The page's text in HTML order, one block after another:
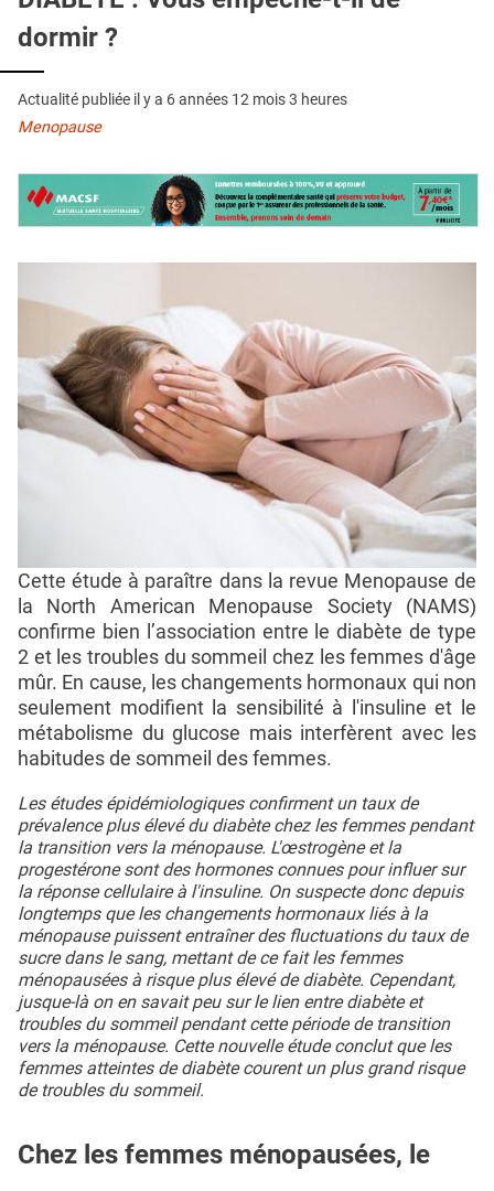
QUI SOMMES-NOUS ?
CONDITIONS GÉNÉRALES
CONTACT
CRÉDITS
dormir ?
Actualité publiée il y a 6 années 12 mois 3 heures
Menopause
Cette étude à paraître dans la revue Menopause de
la North American Menopause Society (NAMS)
confirme bien l’association entre le diabète de type
2 et les troubles du sommeil chez les femmes d'âge
mûr. En cause, les changements hormonaux qui non
seulement modifient la sensibilité à l'insuline et le
métabolisme du glucose mais interfèrent avec les
habitudes de sommeil des femmes.
Les études épidémiologiques confirment un taux de
prévalence plus élevé du diabète chez les femmes pendant
la transition vers la ménopause. L'œstrogène et la
progestérone sont des hormones connues pour influer sur
la réponse cellulaire à l'insuline. On suspecte donc depuis
longtemps que les changements hormonaux liés à la
ménopause puissent entraîner des fluctuations du taux de
sucre dans le sang, mettant de ce fait les femmes
ménopausées à risque plus élevé de diabète. Cependant,
jusque-là on en savait peu sur le lien entre diabète et
troubles du sommeil pendant cette période de transition
vers la ménopause. Cette nouvelle étude conclut que les
femmes atteintes de diabète courent un plus grand risque
de troubles du sommeil.
Chez les femmes ménopausées, le